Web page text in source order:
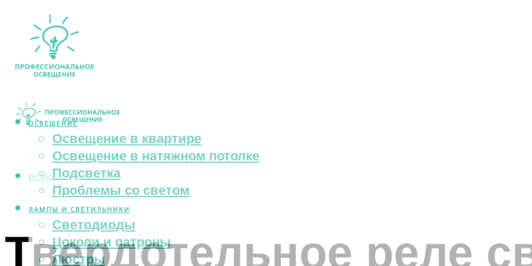
ОСВЕЩЕНИЕ
Освещение в квартире
Освещение в натяжном потолке
Подсветка
Проблемы со светом
ЛАМПЫ И СВЕТИЛЬНИКИ
Светодиоды
Цоколи и патроны
Люстры
МЕНЮ
Твердотельное реле